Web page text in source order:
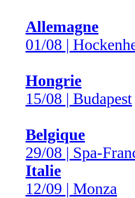
Allemagne
01/08 |
Hongrie
15/08 | Budapest
Belgique
29/08 | Spa-
Italie
12/09 | Monza